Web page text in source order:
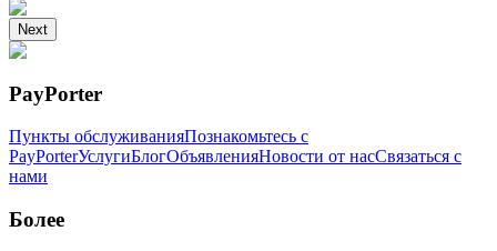
Next
PayPorter
Пункты обслуживанияПознакомьтесь с
PayPorterУслугиБлогОбъявленияНовости от насСвязаться с
нами
Более